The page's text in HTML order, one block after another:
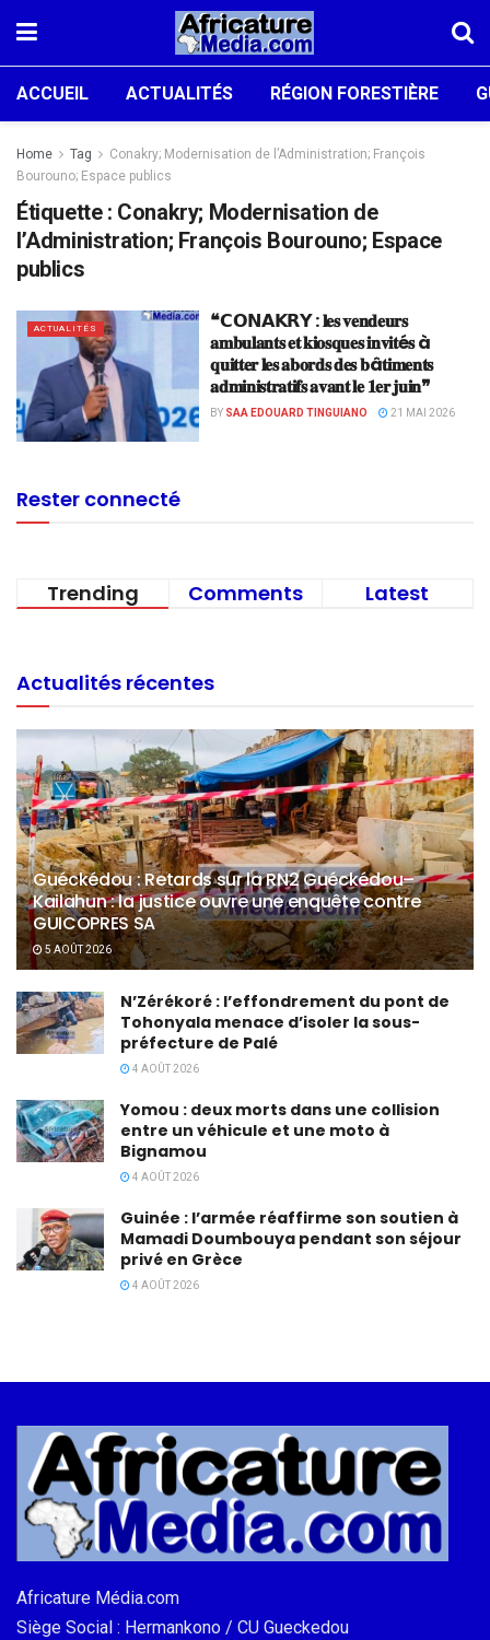
ACCUEIL ACTUALITÉS RÉGION FORESTIÈRE
Home Tag
Conakry; Modernisation de l’Administration; François
Bourouno; Espace publics
Étiquette : Conakry; Modernisation de
l’Administration; François Bourouno; Espace
publics
ACTUALITÉS
❝𝗖𝗢𝗡𝗔𝗞𝗥𝗬 : 𝐥𝐞𝐬 𝐯𝐞𝐧𝐝𝐞𝐮𝐫𝐬
𝐚𝐦𝐛𝐮𝐥𝐚𝐧𝐭𝐬 𝐞𝐭 𝐤𝐢𝐨𝐬𝐪𝐮𝐞𝐬 𝐢𝐧𝐯𝐢𝐭é𝐬 à
𝐪𝐮𝐢𝐭𝐭𝐞𝐫 𝐥𝐞𝐬 𝐚𝐛𝐨𝐫𝐝𝐬 𝐝𝐞𝐬 𝐛â𝐭𝐢𝐦𝐞𝐧𝐭𝐬
𝐚𝐝𝐦𝐢𝐧𝐢𝐬𝐭𝐫𝐚𝐭𝐢𝐟𝐬 𝐚𝐯𝐚𝐧𝐭 𝐥𝐞 𝟏𝐞𝐫 𝐣𝐮𝐢𝐧❞
BY SAA EDOUARD TINGUIANO 21 MAI 2026
Rester connecté
Trending Comments Latest
Actualités récentes
Guéckédou : Retards sur la RN2 Guéckédou–
Kailahun : la justice ouvre une enquête contre
GUICOPRES SA
5 AOÛT 2026
N’Zérékoré : l’effondrement du pont de
Tohonyala menace d’isoler la sous-
préfecture de Palé
4 AOÛT 2026
Yomou : deux morts dans une collision
entre un véhicule et une moto à
Bignamou
4 AOÛT 2026
Guinée : l’armée réaffirme son soutien à
Mamadi Doumbouya pendant son séjour
privé en Grèce
4 AOÛT 2026
Africature Média.com
Siège Social : Hermankono / CU Gueckedou